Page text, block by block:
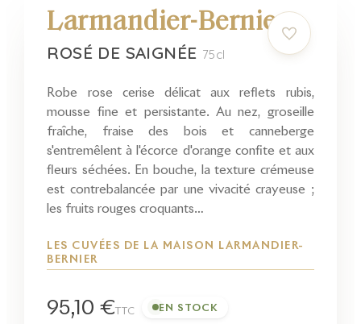
Larmandier-Bernier
ROSÉ DE SAIGNÉE 75cl
Robe rose cerise délicat aux reflets rubis,
mousse fine et persistante. Au nez, groseille
fraîche, fraise des bois et canneberge
s'entremêlent à l'écorce d'orange confite et aux
fleurs séchées. En bouche, la texture crémeuse
est contrebalancée par une vivacité crayeuse ;
les fruits rouges croquants…
LES CUVÉES DE LA MAISON LARMANDIER-
BERNIER
95,10 €TTC EN STOCK